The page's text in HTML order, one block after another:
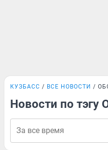
КУЗБАСС ВСЕ НОВОСТИ
Новости по тэгу